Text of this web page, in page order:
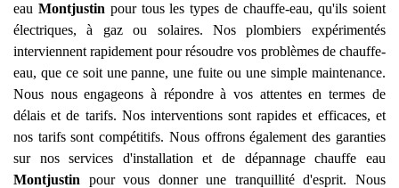
eau Montjustin pour tous les types de chauffe-eau, qu'ils soient
électriques, à gaz ou solaires. Nos plombiers expérimentés
interviennent rapidement pour résoudre vos problèmes de chauffe-
eau, que ce soit une panne, une fuite ou une simple maintenance.
Nous nous engageons à répondre à vos attentes en termes de
délais et de tarifs. Nos interventions sont rapides et efficaces, et
nos tarifs sont compétitifs. Nous offrons également des garanties
sur nos services d'installation et de dépannage chauffe eau
Montjustin pour vous donner une tranquillité d'esprit. Nous